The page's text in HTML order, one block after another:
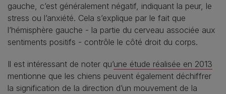
gauche, c’est généralement négatif, indiquant la peur, le
stress ou l’anxiété. Cela s’explique par le fait que
l’hémisphère gauche - la partie du cerveau associée aux
sentiments positifs - contrôle le côté droit du corps.
Il est intéressant de noter qu’une étude réalisée en 2013
mentionne que les chiens peuvent également déchiffrer
la signification de la direction d’un mouvement de la